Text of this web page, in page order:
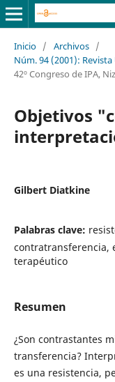
Inicio / Archivos /
Núm. 94 (2001):
42º Congreso de IPA,
Objetivos
Gilbert Diatkine
Palabras clave:
contratransferencia,
terapéutico
Resumen
¿Son contrastantes
transferencia?
es una resistencia,